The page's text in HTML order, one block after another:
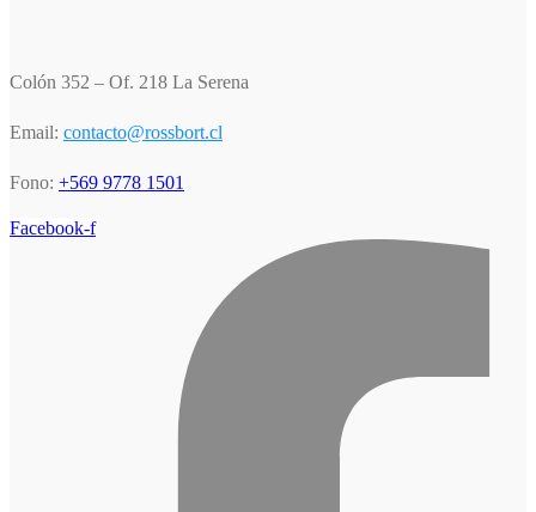
Colón 352 – Of. 218 La Serena
Email: contacto@rossbort.cl
Fono: +569 9778 1501
Facebook-f